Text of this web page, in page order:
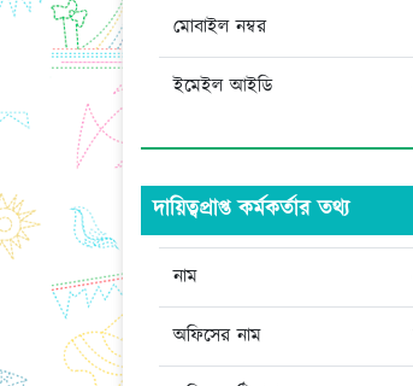
মোবাইল নম্বর
ইমেইল আইডি
দায়িত্বপ্রাপ্ত কর্মকর্তার তথ্য
নাম
অফিসের নাম